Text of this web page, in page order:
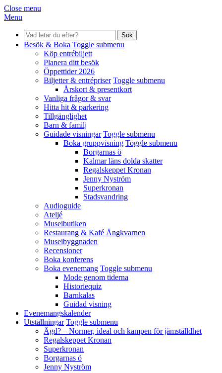
Close menu
Menu
Sök
Besök & Boka Toggle submenu
Köp entrébiljett
Planera ditt besök
Öppettider 2026
Biljetter & entrépriser Toggle submenu
Årskort & presentkort
Vanliga frågor & svar
Hitta hit & parkering
Tillgänglighet
Barn & familj
Guidade visningar Toggle submenu
Boka gruppvisning Toggle submenu
Borgarnas ö
Kalmar läns dolda skatter
Regalskeppet Kronan
Jenny Nyström
Superkronan
Stadsvandring
Audioguide
Ateljé
Museibutiken
Restaurang & Kafé Ångkvarnen
Museibyggnaden
Recensioner
Boka konferens
Boka evenemang Toggle submenu
Mode genom tiderna
Historiequiz
Barnkalas
Guidad visning
Evenemangskalender
Utställningar Toggle submenu
Ägd? – Normer, ideal och kampen för jämställdhet
Regalskeppet Kronan
Superkronan
Borgarnas ö
Jenny Nyström